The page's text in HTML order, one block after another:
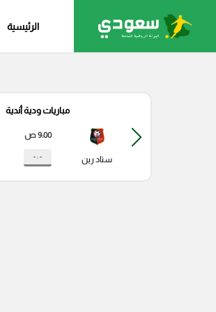
الرئيسية
مباريات ودية أندية
ستاد رين
9:00 ص
- : -